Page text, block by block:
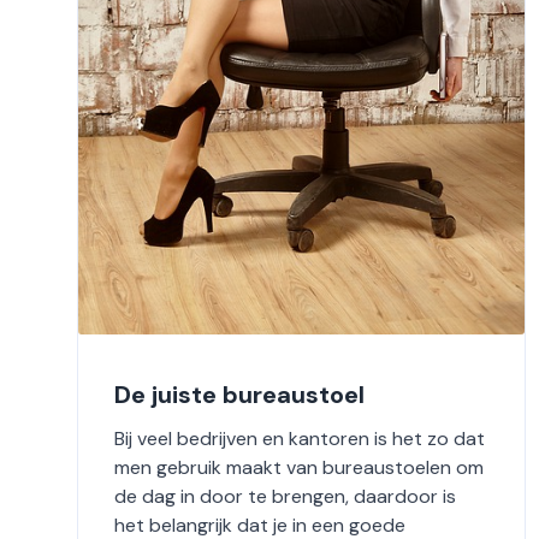
De juiste bureaustoel
Bij veel bedrijven en kantoren is het zo dat
men gebruik maakt van bureaustoelen om
de dag in door te brengen, daardoor is
het belangrijk dat je in een goede